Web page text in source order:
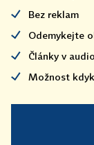
Bez reklam
Odemykejte
Články v
Možnost